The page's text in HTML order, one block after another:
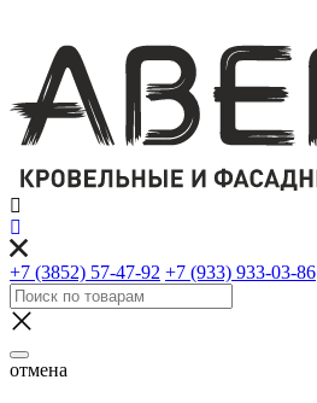
+7 (3852) 57-47-92 +7 (933) 933-03-86
отмена